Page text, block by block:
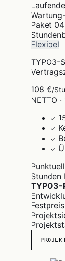
Paket 04
Flexibel
TYPO3-
108 €/
NETTO
✓
✓
✓
✓
Stunden
TYPO3-